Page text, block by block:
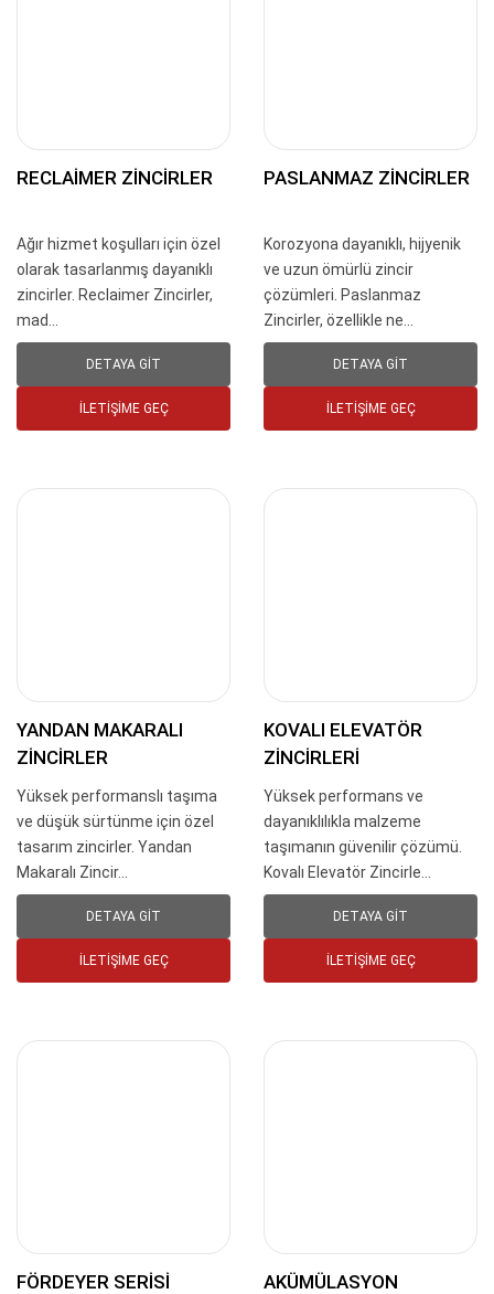
RECLAIMER ZINCIRLER
Ağır hizmet koşulları için özel
olarak tasarlanmış dayanıklı
zincirler. Reclaimer Zincirler,
mad...
DETAYA GIT
İLETIŞIME GEÇ
PASLANMAZ ZINCIRLER
Korozyona dayanıklı, hijyenik
ve uzun ömürlü zincir
çözümleri. Paslanmaz
Zincirler, özellikle ne...
DETAYA GIT
İLETIŞIME GEÇ
YANDAN MAKARALI
ZINCIRLER
Yüksek performanslı taşıma
ve düşük sürtünme için özel
tasarım zincirler. Yandan
Makaralı Zincir...
DETAYA GIT
İLETIŞIME GEÇ
KOVALI ELEVATÖR
ZINCIRLERI
Yüksek performans ve
dayanıklılıkla malzeme
taşımanın güvenilir çözümü.
Kovalı Elevatör Zincirle...
DETAYA GIT
İLETIŞIME GEÇ
FÖRDEYER SERISI
AKÜMÜLASYON